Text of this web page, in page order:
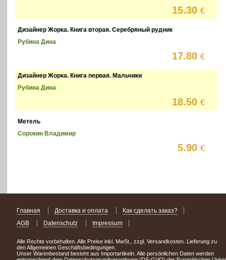
15.30€
Дизайнер Жорка. Книга вторая. Серебряный рудник
Рубина Дина
17.80€
Дизайнер Жорка. Книга первая. Мальчики
Рубина Дина
18.50€
Метель
Сорокин Владимир
5.90€
Главная Доставка и оплата
Как сделать заказ?
AGB
Datenschutz Impressum
Alle Rechte vorbehalten. Alle Preise inkl. MwSt., zzgl. Versandkosten. Lieferung zu
den Allgemeinen Geschäftsbedingungen.
Unser Warenbestand besteht aus Importartikeln. Alle persönlichen Daten werden